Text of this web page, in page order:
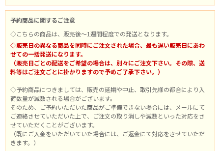
予約商品に関するご注意
◇こちらの商品は、販売後～1週間程度での発送となります。
◇販売日の異なる商品を同時にご注文された場合、最も遅い販売日にあわ
せての一括発送になります。
（販売日ごとの配送をご希望の場合は、別々にご注文下さい。その際、送
料等はご注文ごとに掛かりますので予めご了承下さい。）
◇予約商品につきましては、販売の延期や中止、取引先様の都合により入
荷数量が減数される場合がございます。
そのため、ご予約いただいた商品がご準備できない場合には、メールにて
ご連絡させていただいた上で、ご注文の取り消しや減数といった対応をさ
せていただくことがございます。
（既にご入金をいただいていた場合には、ご返金にて対応をさせていただ
きます。）